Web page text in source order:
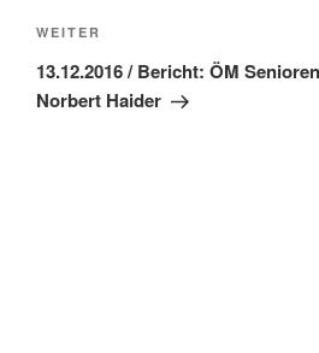
Nächster
Beitrag
WEITER
13.12.2016 / Bericht: ÖM
Norbert Haider